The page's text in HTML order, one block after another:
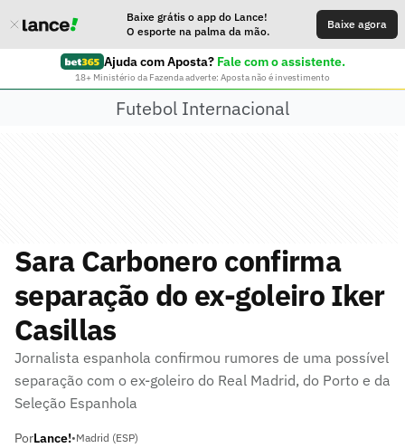
Baixe grátis o app do Lance!
O esporte na palma da mão.
Baixe agora
Ajuda com Aposta? Fale com o assistente.
18+ Ministério da Fazenda adverte: Aposta não é investimento
Futebol Internacional
Sara Carbonero confirma
separação do ex-goleiro Iker
Casillas
Jornalista espanhola confirmou rumores de uma possível
separação com o ex-goleiro do Real Madrid, do Porto e da
Seleção Espanhola
PorLance!•Madrid (ESP)